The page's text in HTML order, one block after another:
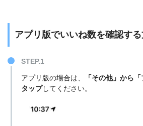
アプリ版でいいね数を確認す
STEP.1
アプリ版の場合は、
「その他」から
タップしてください。